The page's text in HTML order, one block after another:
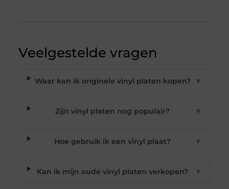
Veelgestelde vragen
Waar kan ik originele vinyl platen kopen? ▼
Zijn vinyl platen nog populair? ▼
Hoe gebruik ik een vinyl plaat? ▼
Kan ik mijn oude vinyl platen verkopen? ▼